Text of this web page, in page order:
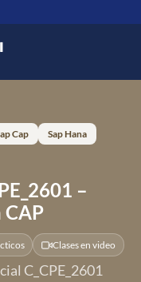
Cap
Sap Hana
–
Clases en video
C_CPE_2601